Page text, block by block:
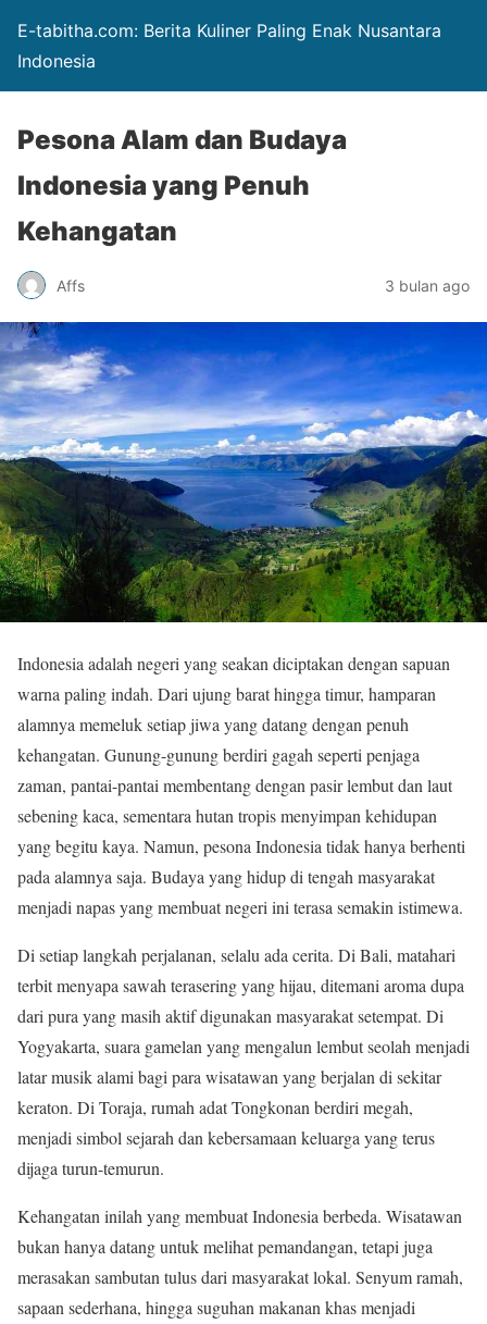
E-tabitha.com: Berita Kuliner Paling Enak Nusantara
Indonesia
Pesona Alam dan Budaya
Indonesia yang Penuh
Kehangatan
Affs 3 bulan ago
Indonesia adalah negeri yang seakan diciptakan dengan sapuan
warna paling indah. Dari ujung barat hingga timur, hamparan
alamnya memeluk setiap jiwa yang datang dengan penuh
kehangatan. Gunung-gunung berdiri gagah seperti penjaga
zaman, pantai-pantai membentang dengan pasir lembut dan laut
sebening kaca, sementara hutan tropis menyimpan kehidupan
yang begitu kaya. Namun, pesona Indonesia tidak hanya berhenti
pada alamnya saja. Budaya yang hidup di tengah masyarakat
menjadi napas yang membuat negeri ini terasa semakin istimewa.
Di setiap langkah perjalanan, selalu ada cerita. Di Bali, matahari
terbit menyapa sawah terasering yang hijau, ditemani aroma dupa
dari pura yang masih aktif digunakan masyarakat setempat. Di
Yogyakarta, suara gamelan yang mengalun lembut seolah menjadi
latar musik alami bagi para wisatawan yang berjalan di sekitar
keraton. Di Toraja, rumah adat Tongkonan berdiri megah,
menjadi simbol sejarah dan kebersamaan keluarga yang terus
dijaga turun-temurun.
Kehangatan inilah yang membuat Indonesia berbeda. Wisatawan
bukan hanya datang untuk melihat pemandangan, tetapi juga
merasakan sambutan tulus dari masyarakat lokal. Senyum ramah,
sapaan sederhana, hingga suguhan makanan khas menjadi